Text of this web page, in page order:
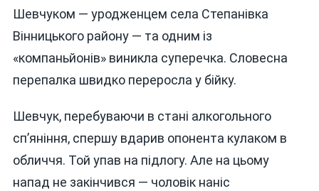
Шевчуком — уродженцем села Степанівка
Вінницького району — та одним із
«компаньйонів» виникла суперечка. Словесна
перепалка швидко переросла у бійку.
Шевчук, перебуваючи в стані алкогольного
сп’яніння, спершу вдарив опонента кулаком в
обличчя. Той упав на підлогу. Але на цьому
напад не закінчився — чоловік наніс